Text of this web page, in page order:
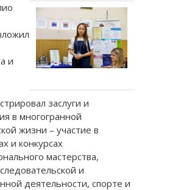
и
заслуги и
в многогранной
жизни – участие в
и конкурсах
мастерства,
и
деятельности, спорте и